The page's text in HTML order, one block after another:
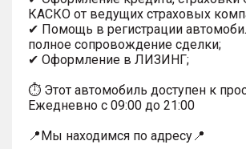
КАСКО от ведущих страховых
✔ Помощь в регистрации
полное сопровождение сделки;
✔ Оформление в ЛИЗИНГ;
⏱ Этот автомобиль доступен к
Ежедневно с 09:00 до 21:00
📍Мы находимся по адресу📍